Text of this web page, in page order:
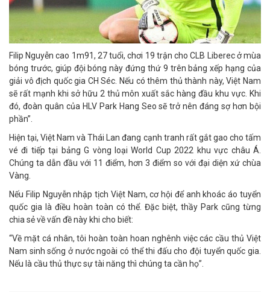
Filip Nguyễn cao 1m91, 27 tuổi, chơi 19 trận cho CLB Liberec ở mùa
bóng trước, giúp đội bóng này đứng thứ 9 trên bảng xếp hạng của
giải vô địch quốc gia CH Séc. Nếu có thêm thủ thành này, Việt Nam
sẽ rất mạnh khi sở hữu 2 thủ môn xuất sắc hàng đầu khu vực. Khi
đó, đoàn quân của HLV Park Hang Seo sẽ trở nên đáng sợ hơn bội
phần”.
Hiện tại, Việt Nam và Thái Lan đang cạnh tranh rất gắt gao cho tấm
vé đi tiếp tại bảng G vòng loại World Cup 2022 khu vực châu Á.
Chúng ta dẫn đầu với 11 điểm, hơn 3 điểm so với đại diện xứ chùa
Vàng.
Nếu Filip Nguyễn nhập tịch Việt Nam, cơ hội để anh khoác áo tuyển
quốc gia là điều hoàn toàn có thể. Đặc biệt, thầy Park cũng từng
chia sẻ về vấn đề này khi cho biết:
“Về mặt cá nhân, tôi hoàn toàn hoan nghênh việc các cầu thủ Việt
Nam sinh sống ở nước ngoài có thể thi đấu cho đội tuyển quốc gia.
Nếu là cầu thủ thực sự tài năng thì chúng ta cần họ”.